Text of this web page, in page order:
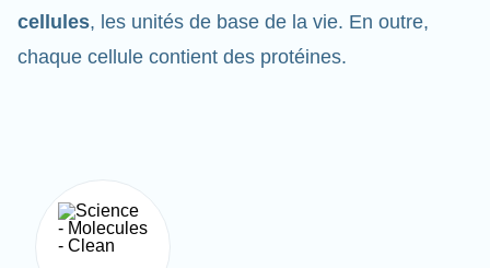
cellules, les unités de base de la vie. En outre,
chaque cellule contient des protéines.